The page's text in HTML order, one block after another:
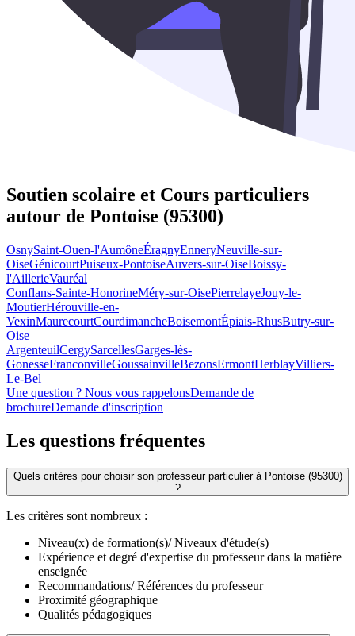
Soutien scolaire et Cours particuliers
autour de Pontoise (95300)
OsnySaint-Ouen-l'AumôneÉragnyEnneryNeuville-sur-
OiseGénicourtPuiseux-PontoiseAuvers-sur-OiseBoissy-
l'AillerieVauréal
Conflans-Sainte-HonorineMéry-sur-OisePierrelayeJouy-le-
MoutierHérouville-en-
VexinMaurecourtCourdimancheBoisemontÉpiais-RhusButry-sur-
Oise
ArgenteuilCergySarcellesGarges-lès-
GonesseFranconvilleGoussainvilleBezonsErmontHerblayVilliers-
Le-Bel
Une question ? Nous vous rappelonsDemande de
brochureDemande d'inscription
Les questions fréquentes
Quels critères pour choisir son professeur particulier à Pontoise (95300)
?
Les critères sont nombreux :
Niveau(x) de formation(s)/ Niveaux d'étude(s)
Expérience et degré d'expertise du professeur dans la matière
enseignée
Recommandations/ Références du professeur
Proximité géographique
Qualités pédagogiques